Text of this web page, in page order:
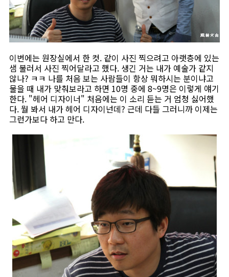
이번에는 원장실에서 한 컷. 같이 사진 찍으려고 아랫층에 있는
샘 불러서 사진 찍어달라고 했다. 생긴 거는 내가 예술가 같지
않나? ㅋㅋ 나를 처음 보는 사람들이 항상 뭐하시는 분이냐고
물을 때 내가 맞춰보라고 하면 10명 중에 8~9명은 이렇게 얘기
한다. "헤어 디자이너" 처음에는 이 소리 듣는 거 엄청 싫어했
다. 뭘 봐서 내가 헤어 디자이넌데? 근데 다들 그러니까 이제는
그런가보다 하고 만다.